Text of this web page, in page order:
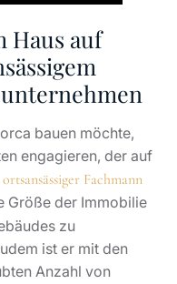
Haus auf
bauen möchte,
engagieren, der auf
Fachmann
Größe der Immobilie
zu
ist er mit den
Anzahl von